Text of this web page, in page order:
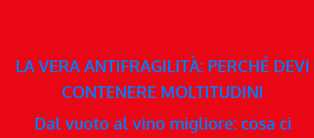
LA VERA ANTIFRAGILITÀ: PERCHÉ DEVI
CONTENERE MOLTITUDINI
Dal vuoto al vino migliore: cosa ci